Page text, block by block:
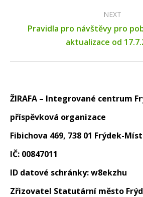
NEXT
Next
post:
Pravidla pro návštěvy pro
aktualizace od
ŽIRAFA – Integrované centrum
příspěvková organizace
Fibichova 469, 738 01 Frýdek-
IČ: 00847011
ID datové schránky: w8ekzhu
Zřizovatel Statutární město